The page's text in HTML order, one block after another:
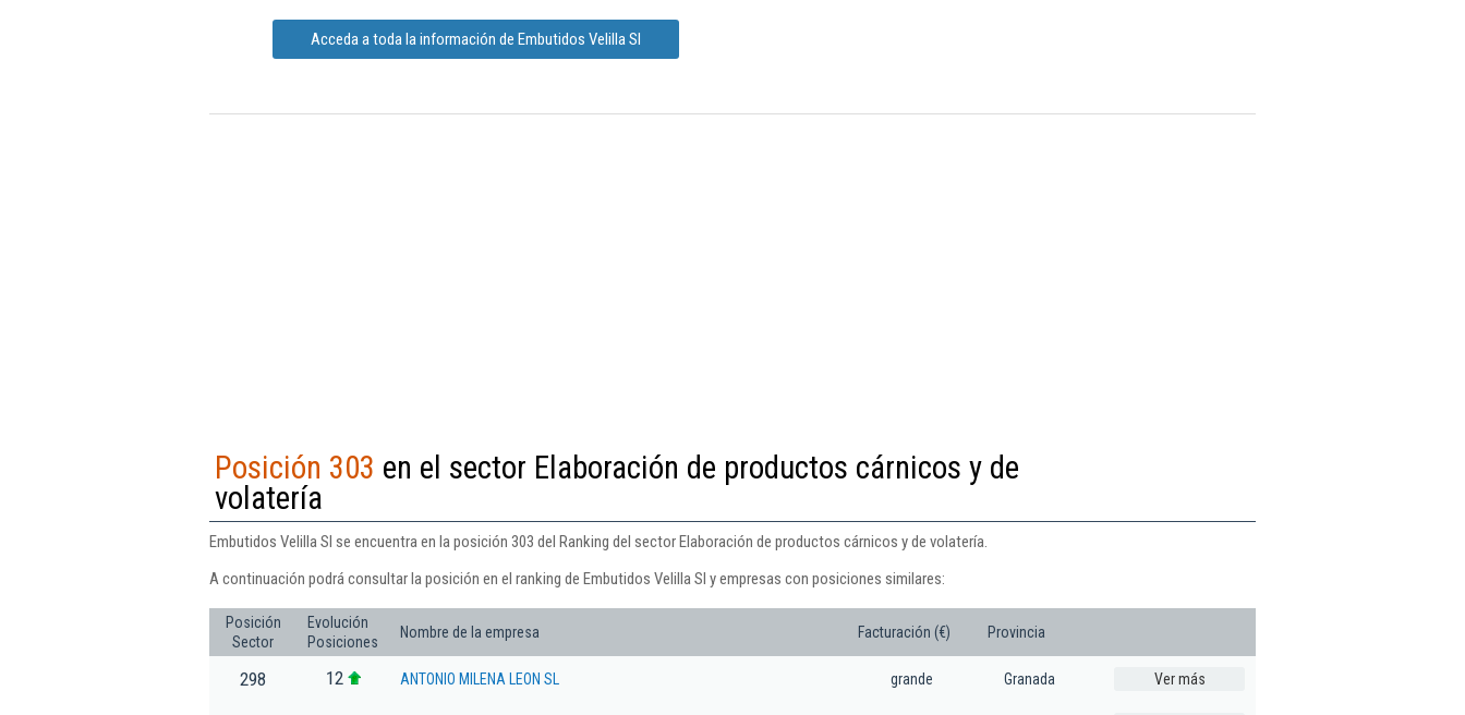
Acceda a toda la información de Embutidos Velilla Sl
Posición 303 en el sector Elaboración de productos cárnicos y de
volatería
Embutidos Velilla Sl se encuentra en la posición 303 del Ranking del sector Elaboración de productos cárnicos y de volatería.
A continuación podrá consultar la posición en el ranking de Embutidos Velilla Sl y empresas con posiciones similares:
Posición
Sector
Evolución
Posiciones
Nombre de la empresa Facturación (€) Provincia
298 12 ANTONIO MILENA LEON SL grande Granada Ver más